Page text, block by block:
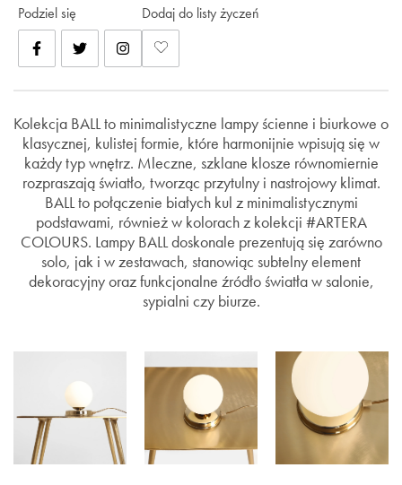
Podziel się Dodaj do listy życzeń
Kolekcja BALL to minimalistyczne lampy ścienne i biurkowe o
klasycznej, kulistej formie, które harmonijnie wpisują się w
każdy typ wnętrz. Mleczne, szklane klosze równomiernie
rozpraszają światło, tworząc przytulny i nastrojowy klimat.
BALL to połączenie białych kul z minimalistycznymi
podstawami, również w kolorach z kolekcji #ARTERA
COLOURS. Lampy BALL doskonale prezentują się zarówno
solo, jak i w zestawach, stanowiąc subtelny element
dekoracyjny oraz funkcjonalne źródło światła w salonie,
sypialni czy biurze.